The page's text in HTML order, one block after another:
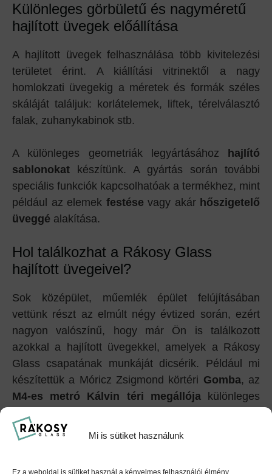
Mi is sütiket használunk
Ez a weboldal is sütiket használ a kényelmes felhasználói élmény
Különleges görbületű és nagyméretű
hajlított üvegek előállítása
A hajlított üvegek felhasználása több kivitelezési
területet érint. A kiállítási vitrinektől a nagy
homlokzati üvegekig a méretek és formák széles
skáláját találjuk: korlátelemek, liftek, térelválasztó
falak, zuhanykabinok stb.
A különleges geometriák legyártásához
hajlító
sablonokat készítünk. A gyártás során további
speciális funkciók kapcsolhatóak a termékhez, mint
például az elemek festése vagy akár hőszigetelő
üveggé alakítása.
Hol találkozhat a Rákosy Glass
hajlított üvegeivel?
Sok középület, műemlék épület felújításában
vettünk részt az elmúlt négy évtized során, ezért
nagyon valószínű, hogy már Ön is találkozott
azokkal a hajlított üvegekkel, amelyek a Rákosy
Glass csapatának munkáját dicsérik. Például mi
készítettük a Móricz Zsigmond körtéri Gomba, az
M4-es metró Kálvin téri megállójakülönleges
hajónutazva is a mi üvegszerkezeteiken keresztül